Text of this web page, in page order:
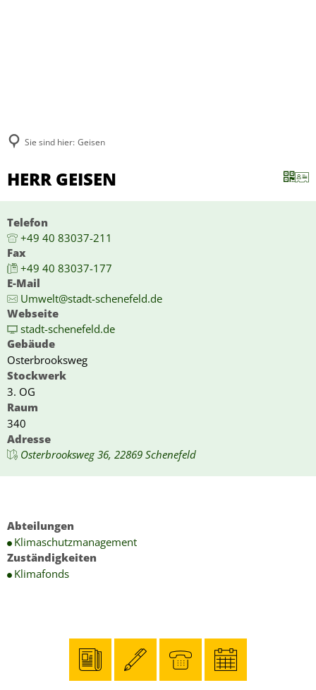
Sie sind hier: Geisen
HERR GEISEN
Telefon
+49 40 83037-211
Fax
+49 40 83037-177
E-Mail
Umwelt@stadt-schenefeld.de
Webseite
stadt-schenefeld.de
Gebäude
Osterbrooksweg
Stockwerk
3. OG
Raum
340
Adresse
Osterbrooksweg 36, 22869 Schenefeld
Abteilungen
Klimaschutzmanagement
Zuständigkeiten
Klimafonds